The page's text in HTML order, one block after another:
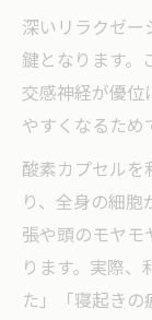
深いリラクゼー
鍵となります。
交感神経が優位
やすくなるため
酸素カプセルを
り、全身の細
張や頭のモヤ
ります。実際
た」「寝起き